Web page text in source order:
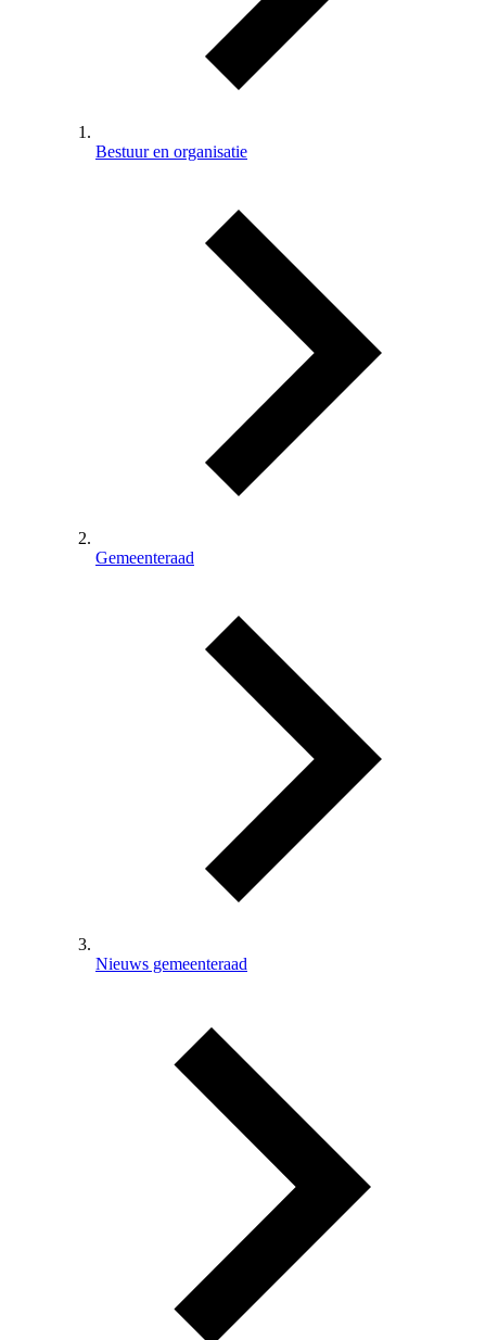
Bestuur en organisatie
Gemeenteraad
Nieuws gemeenteraad